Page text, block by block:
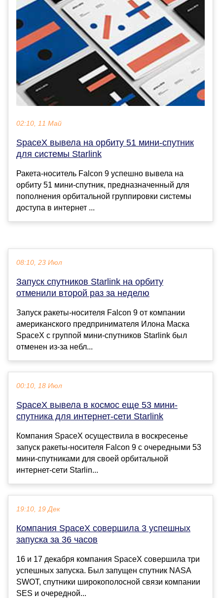
02:10, 11 Май
SpaceX вывела на орбиту 51 мини-спутник
для системы Starlink
Ракета-носитель Falcon 9 успешно вывела на
орбиту 51 мини-спутник, предназначенный для
пополнения орбитальной группировки системы
доступа в интернет ...
08:10, 23 Июл
Запуск спутников Starlink на орбиту
отменили второй раз за неделю
Запуск ракеты-носителя Falcon 9 от компании
американского предпринимателя Илона Маска
SpaceX с группой мини-спутников Starlink был
отменен из-за небл...
00:10, 18 Июл
SpaceX вывела в космос еще 53 мини-
спутника для интернет-сети Starlink
Компания SpaceX осуществила в воскресенье
запуск ракеты-носителя Falcon 9 с очередными 53
мини-спутниками для своей орбитальной
интернет-сети Starlin...
19:10, 19 Дек
Компания SpaceX совершила 3 успешных
запуска за 36 часов
16 и 17 декабря компания SpaceX совершила три
успешных запуска. Был запущен спутник NASA
SWOT, спутники широкополосной связи компании
SES и очередной...